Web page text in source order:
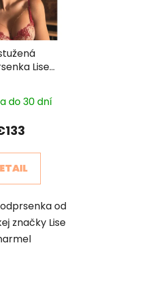
Lise
do 30 dní
od
značky Lise